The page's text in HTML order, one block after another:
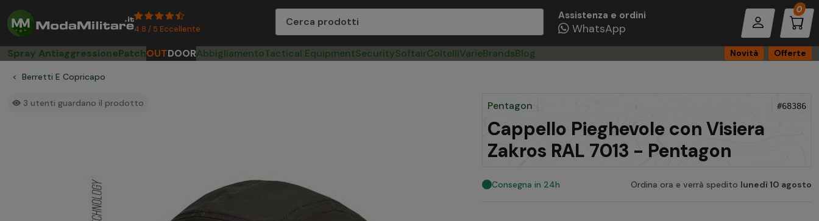
4.8 / 5 Eccellente
Assistenza e ordini
WhatsApp
0
Spray AntiaggressionePatchOUTDOORAbbigliamentoTactical EquipmentSecuritySoftairColtelliVarieBrandsBlog Novità Offerte
Berretti E Copricapo
3 utenti guardano il prodotto Pentagon #68386
Cappello Pieghevole con Visiera
Zakros RAL 7013 - Pentagon
Consegna in 24h Ordina ora e verrà spedito lunedì 10 agosto